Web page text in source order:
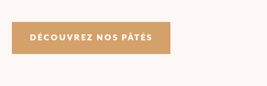
DÉCOUVREZ NOS PÂTÉS